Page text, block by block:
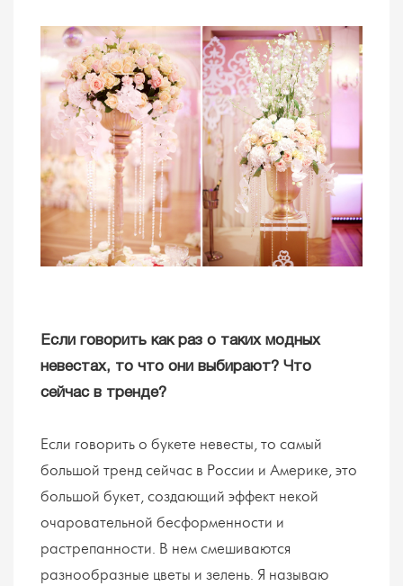
Если говорить как раз о таких модных
невестах, то что они выбирают? Что
сейчас в тренде?
Если говорить о букете невесты, то самый
большой тренд сейчас в России и Америке, это
большой букет, создающий эффект некой
очаровательной бесформенности и
растрепанности. В нем смешиваются
разнообразные цветы и зелень. Я называю